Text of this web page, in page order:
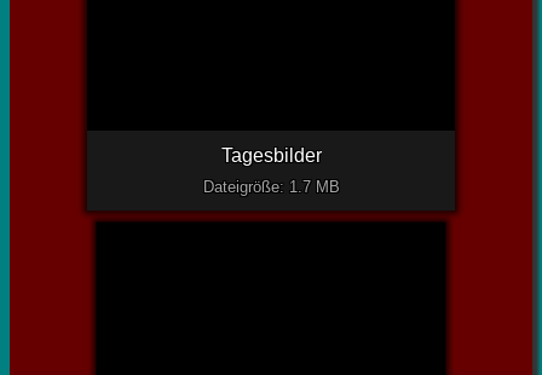
Tagesbilder
Dateigröße: 1.7 MB